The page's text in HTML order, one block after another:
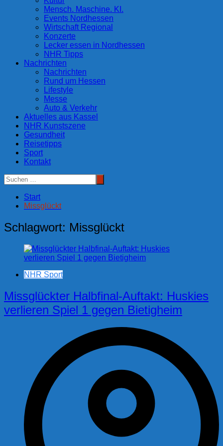
Mensch. Maschine. KI.
Events Nordhessen
Wirtschaft Regional
Konzerte
Lecker essen in Nordhessen
NHR Tipps
Nachrichten
Nachrichten
Rund um Hessen
Lifestyle
Messe
Auto & Verkehr
Aktuelles aus Kassel
NHR Kunstszene
Gesundheit
Reisetipps
Sport
Kontakt
Start
Missglückt
Schlagwort: Missglückt
NHR Sport
Missglückter Halbfinal-Auftakt: Huskies
verlieren Spiel 1 gegen Bietigheim